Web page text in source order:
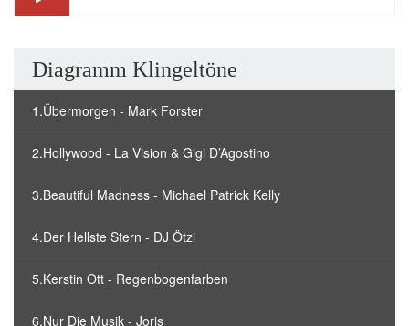
Diagramm Klingeltöne
1.Übermorgen - Mark Forster
2.Hollywood - La Vision & Gigi D’Agostino
3.Beautiful Madness - Michael Patrick Kelly
4.Der Hellste Stern - DJ Ötzi
5.Kerstin Ott - Regenbogenfarben
6.Nur Die Musik - Joris